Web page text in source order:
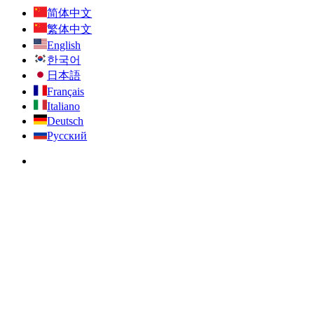
简体中文
繁体中文
English
한국어
日本語
Français
Italiano
Deutsch
Русский